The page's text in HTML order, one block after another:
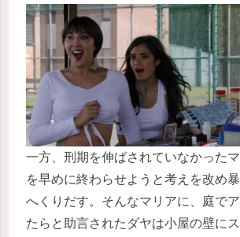
一方、刑期を伸ばされていなかった
を早めに終わらせようと考えを改め
へくりだす。そんなマリアに、庭で
たらと助言されたダヤは小屋の壁に